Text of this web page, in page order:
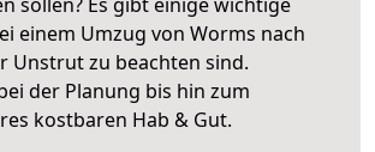
einem Umzug von Worms nach
Unstrut zu beachten sind.
der Planung bis hin zum
kostbaren Hab & Gut.